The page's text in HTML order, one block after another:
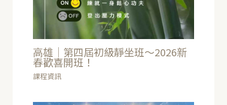
高雄｜第四屆初級靜坐班～2026新
春歡喜開班！
課程資訊